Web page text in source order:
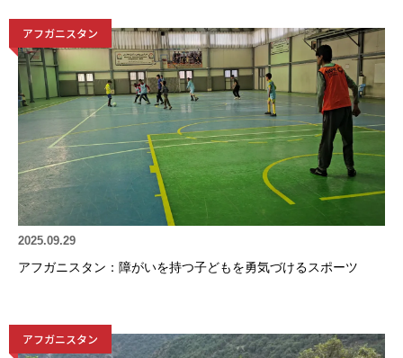
アフガニスタン
2025.09.29
アフガニスタン：障がいを持つ子どもを勇気づけるスポーツ
アフガニスタン